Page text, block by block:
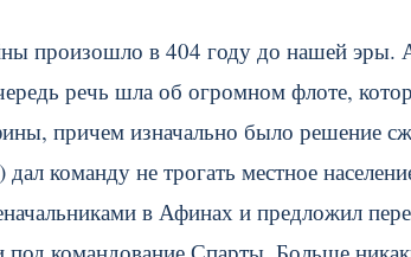
произошло в 404 году до нашей эры.
речь шла об огромном флоте,
причем изначально было решение
команду не трогать местное
в Афинах и предложил